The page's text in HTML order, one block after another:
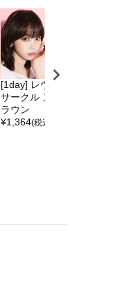
[1day] レヴィア
サークル ヌイブ
ラウン
¥1,364(税込)